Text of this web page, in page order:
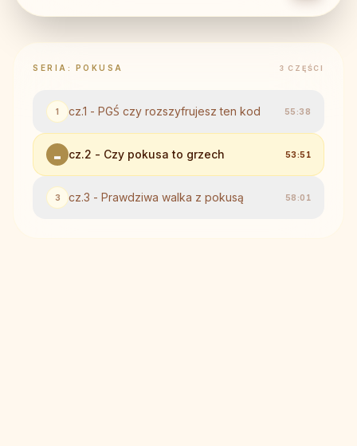
SERIA: POKUSA 3 CZĘŚCI
1 cz.1 - PGŚ czy rozszyfrujesz ten kod 55:38
cz.2 - Czy pokusa to grzech 53:51
3 cz.3 - Prawdziwa walka z pokusą 58:01